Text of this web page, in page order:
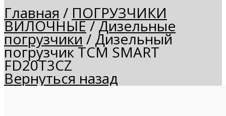
Главная / ПОГРУЗЧИКИ
ВИЛОЧНЫЕ/Дизельные
погрузчики/ Дизельный
погрузчик TCM SMART
FD20T3CZ
Вернуться назад